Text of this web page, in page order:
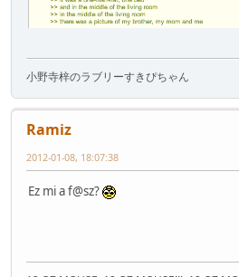
小野寺梓のラブリーすきぴちゃん
Ramiz
2012-01-08, 18:07:38
Ez mi a f@sz?